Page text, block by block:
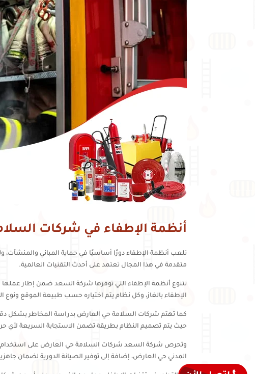
أنظمة الإطفاء في شركات
تلعب أنظمة الإطفاء دورًا أساسيًا في حماية المباني
متقدمة في هذا المجال تعتمد على أحدث التقنيات العالمية.
تتنوع أنظمة الإطفاء التي توفرها شركة السعد ضمن إطار
الإطفاء بالغاز، وكل نظام يتم اختياره حسب طبيعة الموقع ونوع
كما تهتم شركات السلامة حي العارض بدراسة المخاطر بشكل
حيث يتم تصميم النظام بطريقة تضمن الاستجابة السريعة لأي
وتحرص شركة السعد شركات السلامة حي العارض على استخدام
المدني حي العارض، إضافة إلى توفير الصيانة الدورية لضمان